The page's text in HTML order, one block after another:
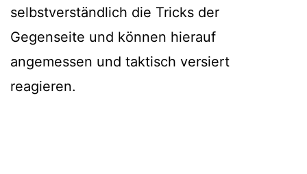
selbstverständlich die Tricks der
Gegenseite und können hierauf
angemessen und taktisch versiert
reagieren.